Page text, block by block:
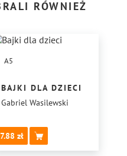
RÓWNIEŻ
A5
BAJKI DLA DZIECI
Gabriel Wasilewski
7.88